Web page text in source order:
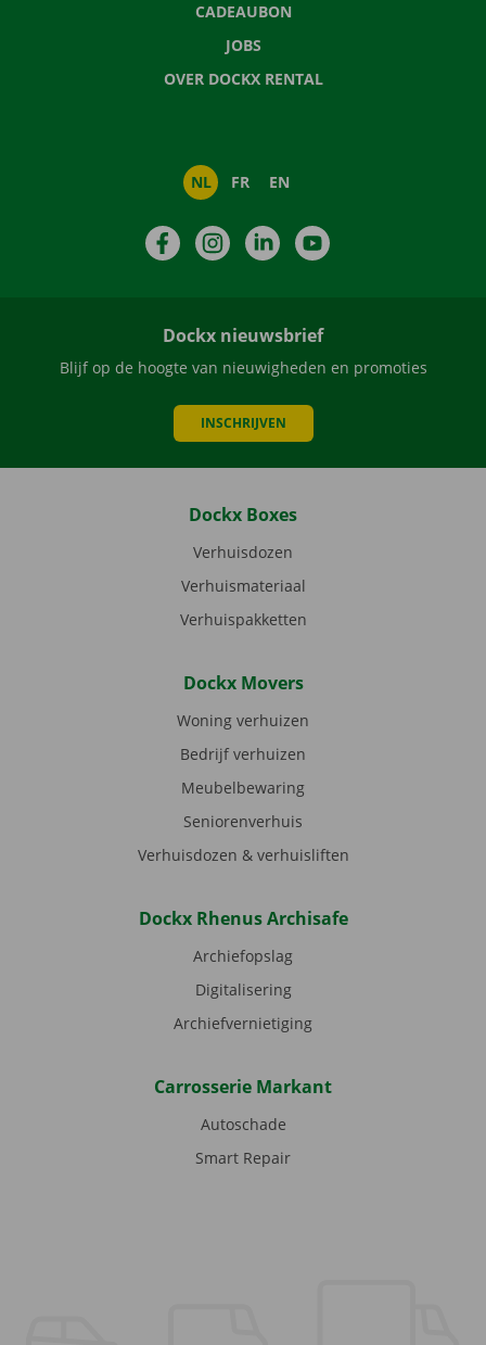
CADEAUBON
JOBS
OVER DOCKX RENTAL
NL FR EN
FacebookInstagramLinkedIn
Dockx nieuwsbrief
Blijf op de hoogte van nieuwigheden en promoties
INSCHRIJVEN
Dockx Boxes
Verhuisdozen
Verhuismateriaal
Verhuispakketten
Dockx Movers
Woning verhuizen
Bedrijf verhuizen
Meubelbewaring
Seniorenverhuis
Verhuisdozen & verhuisliften
Dockx Rhenus Archisafe
Archiefopslag
Digitalisering
Archiefvernietiging
Carrosserie Markant
Autoschade
Smart Repair